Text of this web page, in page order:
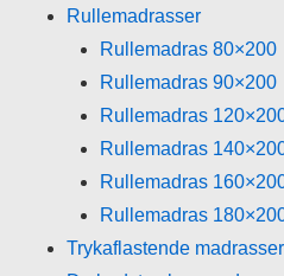
Rullemadrasser
Rullemadras 80×200
Rullemadras 90×200
Rullemadras
Rullemadras
Rullemadras
Rullemadras
Trykaflastende madrasser